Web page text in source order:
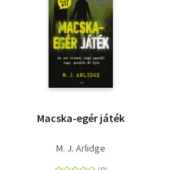
Macska-egér játék
M. J. Arlidge